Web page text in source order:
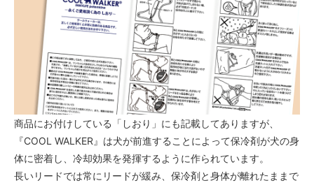
商品にお付けしている「しおり」にも記載してありますが、
『COOL WALKER』は犬が前進することによって保冷剤が犬の身
体に密着し、冷却効果を発揮するように作られています。
長いリードでは常にリードが緩み、保冷剤と身体が離れたままで